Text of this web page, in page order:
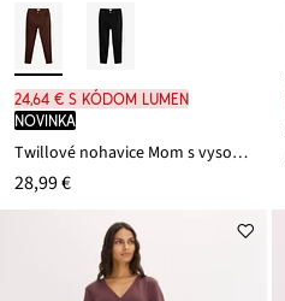
24,64 € s kódom LUMEN
novinka
Twillové nohavice Mom s vysokým pásom
28,99 €